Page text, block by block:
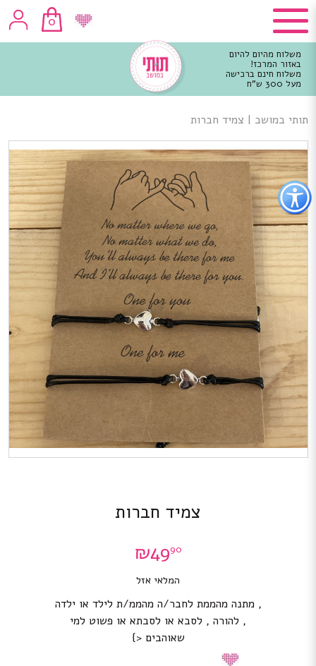
כפתור
לפתיחת
תפריט
נגישות
0
משלוח מהיום להיום
באזור המרכז!
משלוח חינם ברכישה
מעל 300 ש"ח
מרכזי
תותי במושב | צמיד חברות
צמיד חברות
₪4990
המלאי אזל
, מתנה מהממת לחבר/ה מהממ/ת לילד או ילדה
, להורה , לסבא או לסבתא או פשוט למי
שאוהבים <}